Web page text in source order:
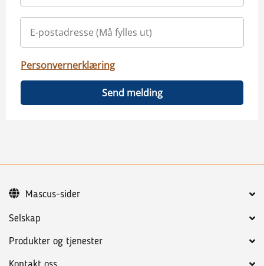
Personvernerklæring
Send melding
Selskap
Produkter og tjenester
Mascus-sider